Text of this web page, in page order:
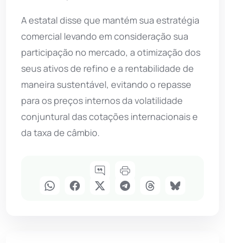
A estatal disse que mantém sua estratégia
comercial levando em consideração sua
participação no mercado, a otimização dos
seus ativos de refino e a rentabilidade de
maneira sustentável, evitando o repasse
para os preços internos da volatilidade
conjuntural das cotações internacionais e
da taxa de câmbio.